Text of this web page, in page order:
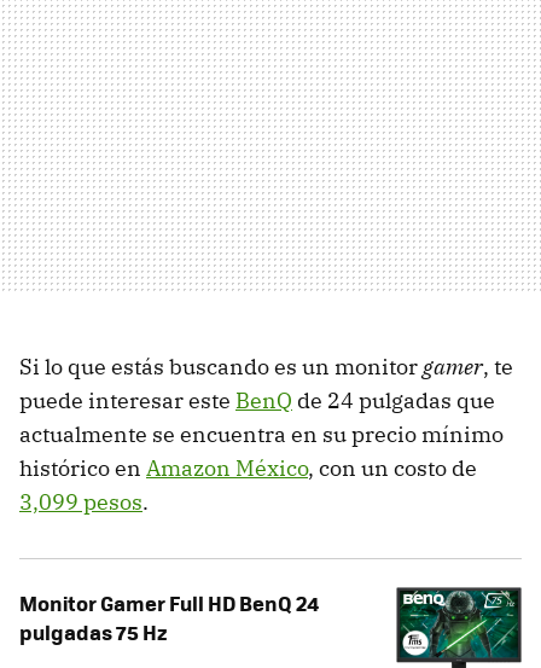
Si lo que estás buscando es un monitorgamer, te
puede interesar este BenQ de 24 pulgadas que
actualmente se encuentra en su precio mínimo
histórico en Amazon México, con un costo de
3,099 pesos.
Monitor Gamer Full HD BenQ 24
pulgadas 75 Hz